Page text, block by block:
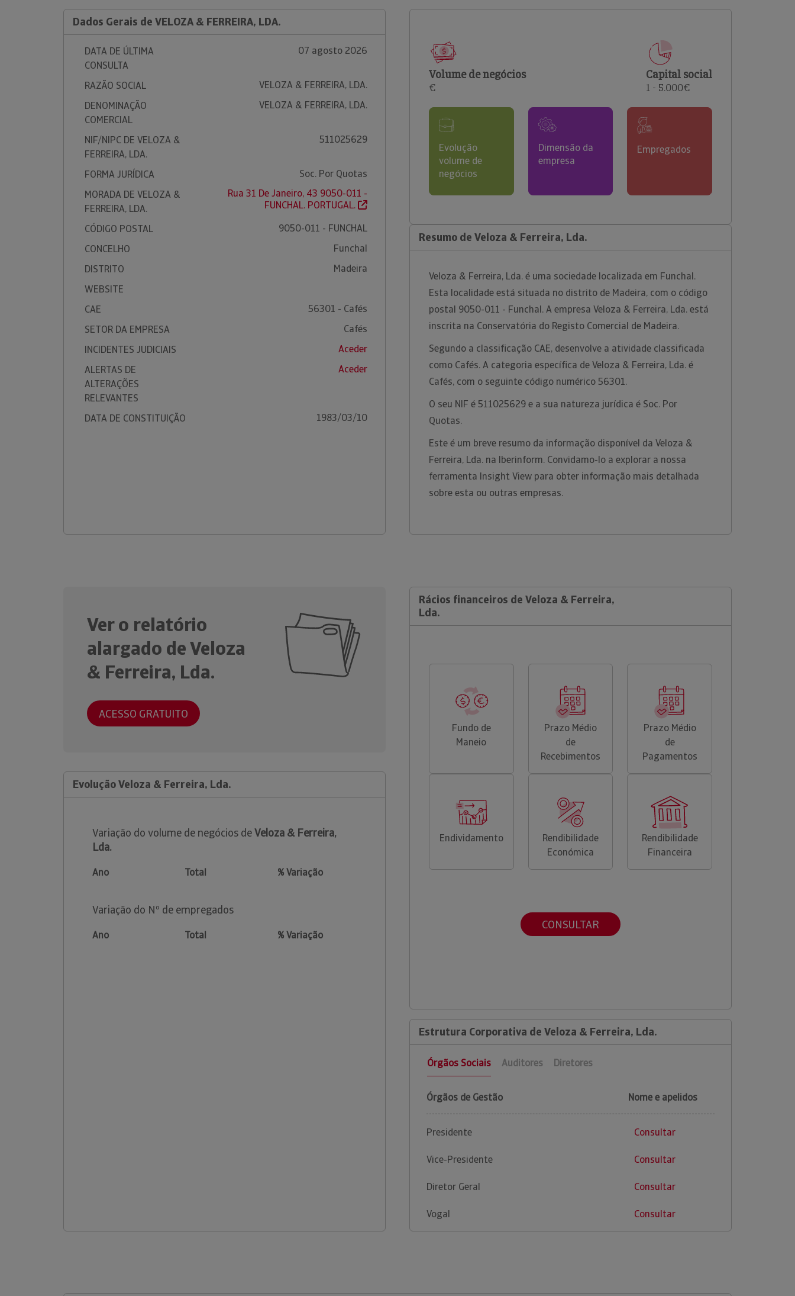
comerciais e analisar o risco de incumprimento dos
Dados Gerais de VELOZA & FERREIRA, LDA.
DATA DE ÚLTIMA
CONSULTA
07 agosto 2026
RAZÃO SOCIAL
VELOZA & FERREIRA, LDA.
DENOMINAÇÃO
COMERCIAL
VELOZA & FERREIRA, LDA.
NIF/NIPC DE VELOZA &
FERREIRA, LDA.
511025629
FORMA JURÍDICA
Soc. Por Quotas
MORADA DE VELOZA &
FERREIRA, LDA.
Rua 31 De Janeiro, 43 9050-011 -
FUNCHAL. PORTUGAL.
CÓDIGO POSTAL
9050-011 - FUNCHAL
CONCELHO
Funchal
DISTRITO
Madeira
WEBSITE
CAE
56301 - Cafés
SETOR DA EMPRESA
Cafés
INCIDENTES JUDICIAIS
Aceder
ALERTAS DE
ALTERAÇÕES
RELEVANTES
Aceder
DATA DE CONSTITUIÇÃO 1983/03/10
Volume de negócios
€
Capital social
1 - 5.000€
Evolução
volume de
negócios
Dimensão da
empresa
Empregados
Resumo de Veloza & Ferreira, Lda.
Veloza & Ferreira, Lda. é uma sociedade localizada em Funchal.
Esta localidade está situada no distrito de Madeira, com o código
postal 9050-011 - Funchal. A empresa Veloza & Ferreira, Lda. está
inscrita na Conservatória do Registo Comercial de Madeira.
Segundo a classificação CAE, desenvolve a atividade classificada
como Cafés. A categoria específica de Veloza & Ferreira, Lda. é
Cafés, com o seguinte código numérico 56301.
O seu NIF é 511025629 e a sua natureza jurídica é Soc. Por
Quotas.
Este é um breve resumo da informação disponível da Veloza &
Ferreira, Lda. na Iberinform. Convidamo-lo a explorar a nossa
ferramenta Insight View para obter informação mais detalhada
sobre esta ou outras empresas.
Ver o relatório
alargado de Veloza
& Ferreira, Lda.
ACESSO GRATUITO
Evolução Veloza & Ferreira, Lda.
Variação do volume de negócios deVeloza & Ferreira,
Lda.
Ano Total % Variação
Variação do Nº de empregados
Ano Total % Variação
Rácios financeiros de Veloza & Ferreira,
Lda.
Fundo de
Maneio
Prazo Médio
de
Recebimentos
Prazo Médio
de
Pagamentos
Endividamento
Rendibilidade
Económica
Rendibilidade
Financeira
CONSULTAR
Estrutura Corporativa de Veloza & Ferreira, Lda.
Órgãos Sociais Auditores Diretores
Órgãos de Gestão Nome e apelidos
Presidente Consultar
Vice-Presidente Consultar
Diretor Geral Consultar
Vogal Consultar